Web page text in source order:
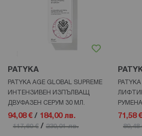
PATYKA
PATYKA AGE GLOBAL SUPREME
ИНТЕНЗИВЕН ИЗПЪЛВАЩ
ДВУФАЗЕН СЕРУМ 30 МЛ.
94,08 € / 184,00 лв.
117,60 € / 230,01 лв.
71,58 €
89,48